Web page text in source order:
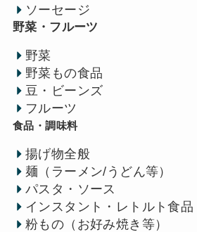
ソーセージ
野菜・フルーツ
野菜
野菜もの食品
豆・ビーンズ
フルーツ
食品・調味料
揚げ物全般
麺（ラーメン/うどん等）
パスタ・ソース
インスタント・レトルト食品
粉もの（お好み焼き等）